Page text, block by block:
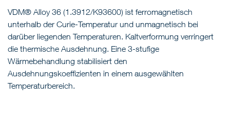
VDM® Alloy 36 (1.3912/K93600) ist ferromagnetisch
unterhalb der Curie-Temperatur und unmagnetisch bei
darüber liegenden Temperaturen. Kaltverformung verringert
die thermische Ausdehnung. Eine 3-stufige
Wärmebehandlung stabilisiert den
Ausdehnungskoeffizienten in einem ausgewählten
Temperaturbereich.